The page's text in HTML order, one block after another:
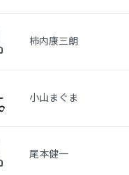
柿内康三朗
小山まぐま
尾本健一